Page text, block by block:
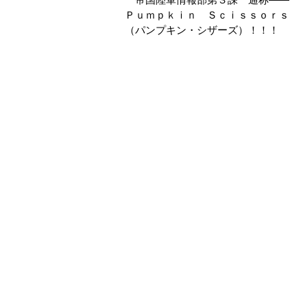
Ｐｕｍｐｋｉｎ Ｓｃｉｓｓｏｒｓ
（パンプキン・シザーズ）！！！